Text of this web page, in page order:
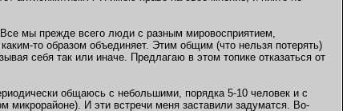
мы прежде всего люди с разным мировосприятием,
то образом объединяет. Этим общим (что нельзя потерять)
себя так или иначе. Предлагаю в этом топике отказаться от
общаюсь с небольшими, порядка 5-10 человек и с
микрорайоне). И эти встречи меня заставили задуматся. Во-